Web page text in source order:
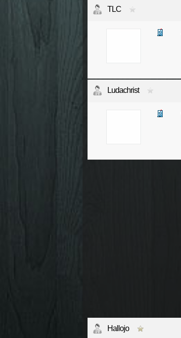
TLC
Ludachrist
Hallojo